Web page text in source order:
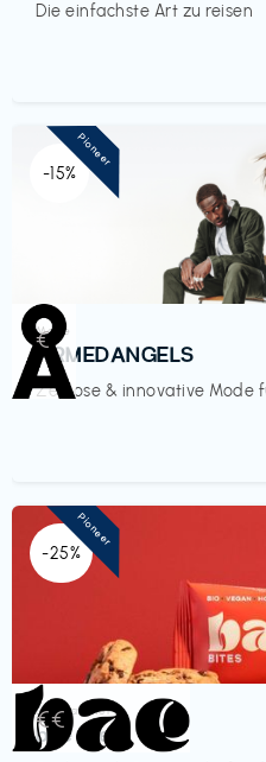
Die einfachste Art zu reisen
-15%
Mode
ARMEDANGELS
Zeitlose & innovative Mode
€‎
Pioneer
-25%
Lebensmittel
bae Treat
€€‎
Pioneer